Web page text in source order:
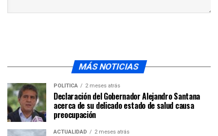
MÁS NOTICIAS
POLÍTICA 2 meses atrás
Declaración del Gobernador Alejandro Santana
acerca de su delicado estado de salud causa
preocupación
ACTUALIDAD 2 meses atrás